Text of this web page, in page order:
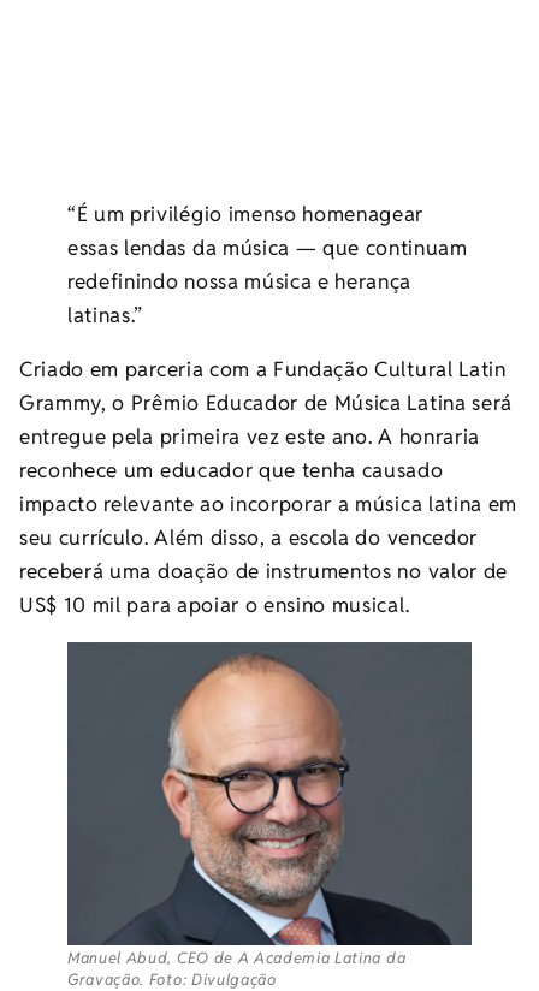
“É um privilégio imenso homenagear
essas lendas da música — que continuam
redefinindo nossa música e herança
latinas.”
Criado em parceria com a Fundação Cultural Latin
Grammy, o Prêmio Educador de Música Latina será
entregue pela primeira vez este ano. A honraria
reconhece um educador que tenha causado
impacto relevante ao incorporar a música latina em
seu currículo. Além disso, a escola do vencedor
receberá uma doação de instrumentos no valor de
US$ 10 mil para apoiar o ensino musical.
Manuel Abud, CEO de A Academia Latina da
Gravação. Foto: Divulgação